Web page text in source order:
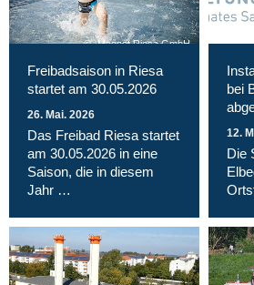
Magnet Riesa GmbH
Freibadsaison in Riesa
startet am 30.05.2026
26. Mai. 2026
Das Freibad Riesa startet
am 30.05.2026 in eine
Saison, die in diesem
Jahr …
bei
12.
Die